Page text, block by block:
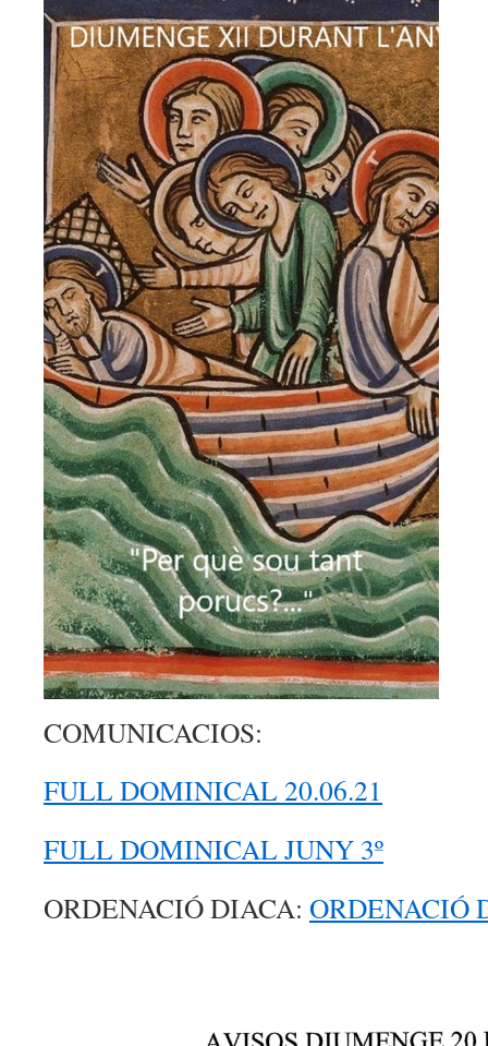
COMUNICACIOS:
FULL DOMINICAL 20.06.21
FULL DOMINICAL JUNY 3º
ORDENACIÓ DIACA: ORDENACIÓ